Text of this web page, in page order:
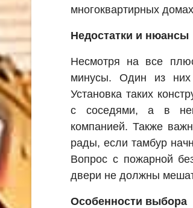
многоквартирных
Недостатки и нюансы
Несмотря на все
минусы. Один из них
Установка таких
с соседями, а в
компанией. Также
рады, если тамбур
Вопрос с пожарной
двери не должны
Особенности выбора